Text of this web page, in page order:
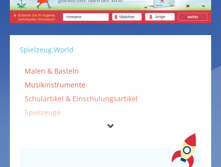
Spielzeug.World
Malen & Basteln
Musikinstrumente
Schulartikel & Einschulungsartikel
Spielzeuge